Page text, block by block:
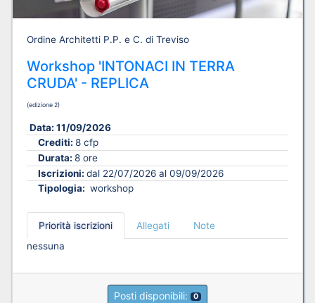
Ordine Architetti P.P. e C. di Treviso
Workshop 'INTONACI IN TERRA
CRUDA' - REPLICA
(edizione 2)
Data: 11/09/2026
Crediti: 8 cfp
Durata: 8 ore
Iscrizioni: dal 22/07/2026 al 09/09/2026
Tipologia: workshop
Priorità iscrizioni Allegati
Note
nessuna
Posti disponibili: 0